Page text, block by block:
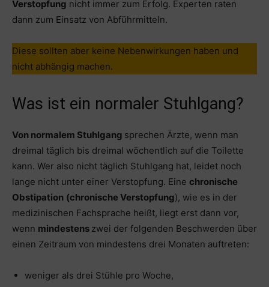
Verstopfung nicht immer zum Erfolg. Experten raten
dann zum Einsatz von Abführmitteln.
Diese sollten aber keine Nebenwirkungen haben und
nicht abhängig machen.
Was ist ein normaler Stuhlgang?
Von normalem Stuhlgang sprechen Ärzte, wenn man
dreimal täglich bis dreimal wöchentlich auf die Toilette
kann. Wer also nicht täglich Stuhlgang hat, leidet noch
lange nicht unter einer Verstopfung. Eine chronische
Obstipation (chronische Verstopfung), wie es in der
medizinischen Fachsprache heißt, liegt erst dann vor,
wenn mindestens zwei der folgenden Beschwerden über
einen Zeitraum von mindestens drei Monaten auftreten:
weniger als drei Stühle pro Woche,